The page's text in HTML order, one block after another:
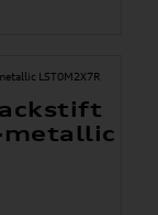
metallic